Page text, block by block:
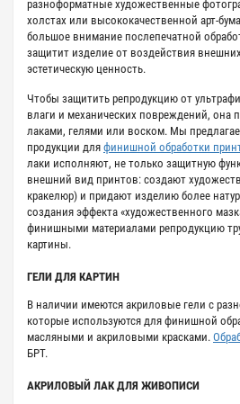
разноформатные художественные
холстах или высококачественной арт-
большое внимание послепечатной
защитит изделие от воздействия
эстетическую ценность.
Чтобы защитить репродукцию от
влаги и механических повреждений, она
лаками, гелями или воском. Мы
продукции для финишной обработки
лаки исполняют, не только защитную
внешний вид принтов: создают
кракелюр) и придают изделию более
создания эффекта «художественного
финишными материалами репродукцию
картины.
ГЕЛИ ДЛЯ КАРТИН
В наличии имеются акриловые гели с
которые используются для финишной
масляными и акриловыми красками.
БРТ.
АКРИЛОВЫЙ ЛАК ДЛЯ ЖИВОПИСИ